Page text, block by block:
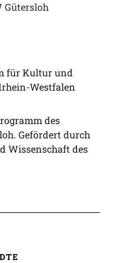
des
Gefördert durch
Wissenschaft des